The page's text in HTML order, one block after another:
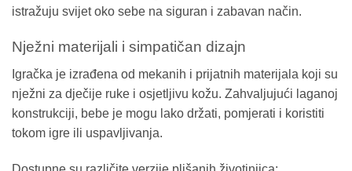
istražuju svijet oko sebe na siguran i zabavan način.
Nježni materijali i simpatičan dizajn
Igračka je izrađena od mekanih i prijatnih materijala koji su
nježni za dječije ruke i osjetljivu kožu. Zahvaljujući laganoj
konstrukciji, bebe je mogu lako držati, pomjerati i koristiti
tokom igre ili uspavljivanja.